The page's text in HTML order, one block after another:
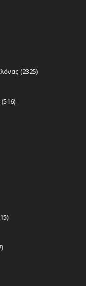
(2325)